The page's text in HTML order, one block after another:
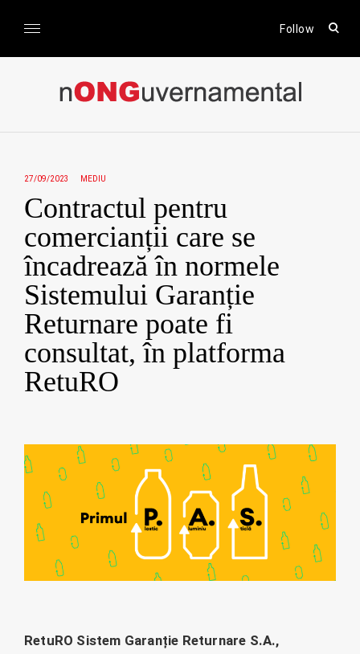
Follow
open
form
nONGuvernamental
27/09/2023 MEDIU
Contractul pentru
comercianții care se
încadrează în normele
Sistemului Garanție
Returnare poate fi
consultat, în platforma
RetuRO
RetuRO Sistem Garanție Returnare S.A.,